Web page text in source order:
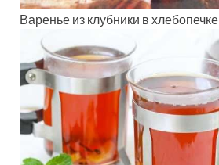
Варенье из клубники в хлебопечке